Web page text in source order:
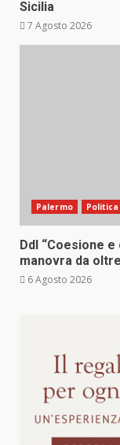
Sicilia
7 Agosto 2026
Palermo Politica
Ddl “Coesione
manovra da
6 Agosto 2026